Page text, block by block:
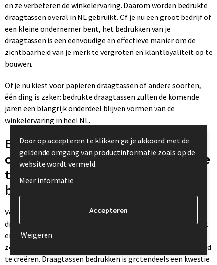
en ze verbeteren de winkelervaring. Daarom worden bedrukte
draagtassen overal in NL gebruikt. Of je nu een groot bedrijf of
een kleine ondernemer bent, het bedrukken van je
draagtassen is een eenvoudige en effectieve manier om de
zichtbaarheid van je merk te vergroten en klantloyaliteit op te
bouwen.
Of je nu kiest voor papieren draagtassen of andere soorten,
één ding is zeker: bedrukte draagtassen zullen de komende
jaren een blangrijk onderdeel blijven vormen van de
winkelervaring in heel NL.
Bedrukte draagtassen
optimaliseren: van goedkope keuze
tot hoogwaardige draagtassen
bedrukt
Voor veel bedrijven en ondernemingen zijn bedrukte
draagtassen een essentieel onderdeel van hun merkidentiteit
en marketingstrategieën. Het bedrukken van draagtassen is
zowel goedkope als hoogwaardige methode om zichtbaarheid
te creëren. Draagtassen bedrukken is grotendeels een kwestie
Door op accepteren te klikken ga je akkoord met de
geldende omgang van productinformatie zoals op de
website wordt vermeld.
Meer informatie
Weigeren